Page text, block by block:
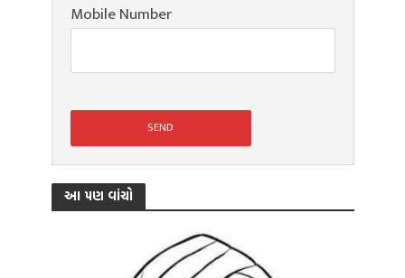
Mobile Number
આ પણ વાંચો